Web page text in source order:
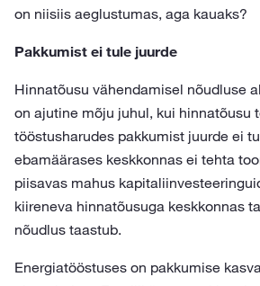
on niisiis aeglustumas, aga kauaks?
Pakkumist ei tule juurde
Hinnatõusu vähendamisel nõudluse
on ajutine mõju juhul, kui hinnatõusu
tööstusharudes pakkumist juurde ei
ebamäärases keskkonnas ei tehta
piisavas mahus
kiireneva hinnatõusuga keskkonnas
nõudlus taastub.
Energiatööstuses on pakkumise